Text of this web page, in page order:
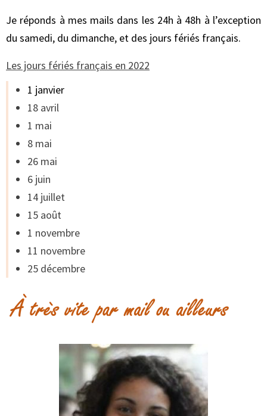
Je réponds à mes mails dans les 24h à 48h à l’exception
du samedi, du dimanche, et des jours fériés français.
Les jours fériés français en 2022
1 janvier
18 avril
1 mai
8 mai
26 mai
6 juin
14 juillet
15 août
1 novembre
11 novembre
25 décembre